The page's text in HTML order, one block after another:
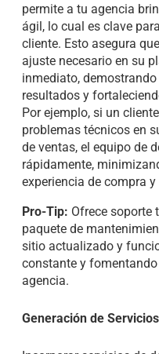
permite a tu agencia
ágil, lo cual es clave
cliente. Esto asegura
ajuste necesario en su
inmediato,
resultados y
Por ejemplo, si un
problemas técnicos en
de ventas, el equipo de
rápidamente,
experiencia de compra
Pro-Tip: Ofrece soporte
paquete de
sitio actualizado y
constante y
agencia.
Generación de